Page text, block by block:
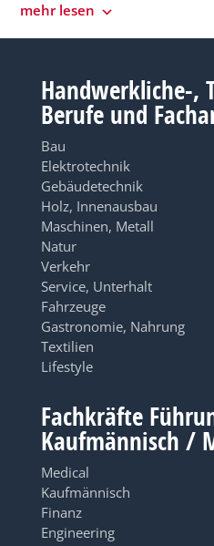
mehr lesen
Handwerkliche-,
Berufe und
Bau
Elektrotechnik
Gebäudetechnik
Holz, Innenausbau
Maschinen, Metall
Natur
Verkehr
Service, Unterhalt
Fahrzeuge
Gastronomie, Nahrung
Textilien
Lifestyle
Fachkräfte
Kaufmännisch /
Medical
Kaufmännisch
Finanz
Engineering